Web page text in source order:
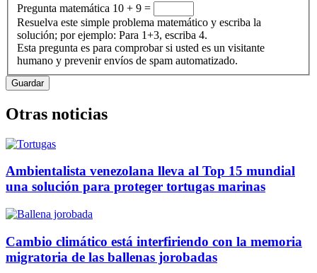
Pregunta matemática 10 + 9 =
Resuelva este simple problema matemático y escriba la
solución; por ejemplo: Para 1+3, escriba 4.
Esta pregunta es para comprobar si usted es un visitante
humano y prevenir envíos de spam automatizado.
Otras noticias
Ambientalista venezolana lleva al Top 15 mundial
una solución para proteger tortugas marinas
Cambio climático está interfiriendo con la memoria
migratoria de las ballenas jorobadas